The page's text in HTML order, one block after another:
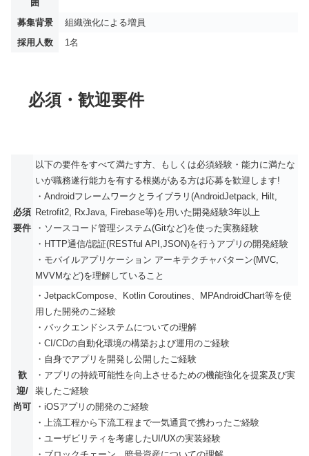
囲
募集背景
組織強化による増員
採用人数
1名
必須・歓迎要件
必須
要件
以下の要件をすべて満たす方、もしくは必須経験・能力に満たな
いが職務遂行能力を有する根拠がある方は応募を歓迎します!
・Androidフレームワークとライブラリ(AndroidJetpack, Hilt,
Retrofit2, RxJava, Firebase等)を用いた開発経験3年以上
・ソースコード管理システム(Gitなど)を使った実務経験
・HTTP通信/認証(RESTful API,JSON)を行うアプリの開発経験
・モバイルアプリケーション アーキテクチャパターン(MVC,
MVVMなど)を理解していること
歓
迎/
尚可
・JetpackCompose、Kotlin Coroutines、MPAndroidChart等を使
用した開発のご経験
・バックエンドシステムについての理解
・CI/CDの自動化環境の構築および運用のご経験
・自身でアプリを開発し公開したご経験
・アプリの持続可能性を向上させるための機能強化を提案及び実
装したご経験
・iOSアプリの開発のご経験
・上流工程から下流工程まで一気通貫で携わったご経験
・ユーザビリティを考慮したUI/UXの実装経験